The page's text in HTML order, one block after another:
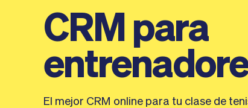
CRM para
El mejor CRM online para tu clase de